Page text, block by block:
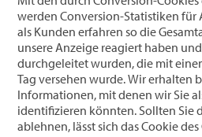
werden Conversion-Statistiken für
als Kunden erfahren so die
unsere Anzeige reagiert haben
durchgeleitet wurden, die mit
Tag versehen wurde. Wir erhalten
Informationen, mit denen wir Sie
identifizieren könnten. Sollten Sie
ablehnen, lässt sich das Cookie